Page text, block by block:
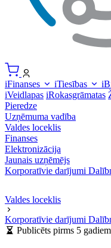
iFinanses iTiesības
iVeidlapas iRokasgrāmatas
Pieredze
Uzņēmuma vadība
Valdes loceklis
Finanses
Elektronizācija
Jaunais uzņēmējs
Korporatīvie darījumi
Valdes loceklis
Korporatīvie darījumi
Publicēts pirms 5